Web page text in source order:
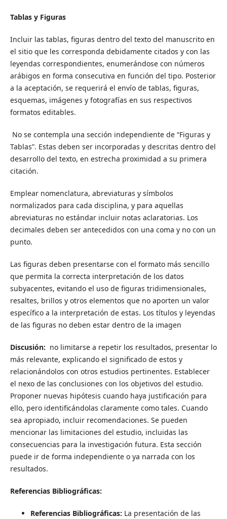
Tablas y Figuras
Incluir las tablas, figuras dentro del texto del manuscrito en
el sitio que les corresponda debidamente citados y con las
leyendas correspondientes, enumerándose con números
arábigos en forma consecutiva en función del tipo. Posterior
a la aceptación, se requerirá el envío de tablas, figuras,
esquemas, imágenes y fotografías en sus respectivos
formatos editables.
No se contempla una sección independiente de “Figuras y
Tablas”. Estas deben ser incorporadas y descritas dentro del
desarrollo del texto, en estrecha proximidad a su primera
citación.
Emplear nomenclatura, abreviaturas y símbolos
normalizados para cada disciplina, y para aquellas
abreviaturas no estándar incluir notas aclaratorias. Los
decimales deben ser antecedidos con una coma y no con un
punto.
Las figuras deben presentarse con el formato más sencillo
que permita la correcta interpretación de los datos
subyacentes, evitando el uso de figuras tridimensionales,
resaltes, brillos y otros elementos que no aporten un valor
específico a la interpretación de estas. Los títulos y leyendas
de las figuras no deben estar dentro de la imagen
Discusión: no limitarse a repetir los resultados, presentar lo
más relevante, explicando el significado de estos y
relacionándolos con otros estudios pertinentes. Establecer
el nexo de las conclusiones con los objetivos del estudio.
Proponer nuevas hipótesis cuando haya justificación para
ello, pero identificándolas claramente como tales. Cuando
sea apropiado, incluir recomendaciones. Se pueden
mencionar las limitaciones del estudio, incluidas las
consecuencias para la investigación futura. Esta sección
puede ir de forma independiente o ya narrada con los
resultados.
Referencias Bibliográficas:
Referencias Bibliográficas: La presentación de las